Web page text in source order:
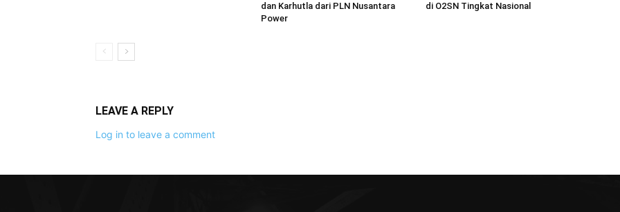
dan Karhutla dari PLN Nusantara
Power
di O2SN Tingkat Nasional
LEAVE A REPLY
Log in to leave a comment